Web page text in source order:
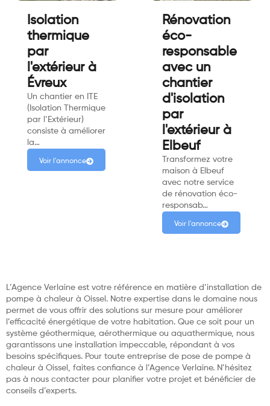
Isolation
thermique
par
l'extérieur à
Évreux
Un chantier en ITE
(Isolation Thermique
par l’Extérieur)
consiste à améliorer
la…
Voir l'annonce
Rénovation
éco-
responsable
avec un
chantier
d'isolation
par
l'extérieur à
Elbeuf
Transformez votre
maison à Elbeuf
avec notre service
de rénovation éco-
responsab…
Voir l'annonce
L’Agence Verlaine est votre référence en matière d’installation de
pompe à chaleur à Oissel. Notre expertise dans le domaine nous
permet de vous offrir des solutions sur mesure pour améliorer
l’efficacité énergétique de votre habitation. Que ce soit pour un
système géothermique, aérothermique ou aquathermique, nous
garantissons une installation impeccable, répondant à vos
besoins spécifiques. Pour toute entreprise de pose de pompe à
chaleur à Oissel, faites confiance à l’Agence Verlaine. N’hésitez
pas à nous contacter pour planifier votre projet et bénéficier de
conseils d’experts.